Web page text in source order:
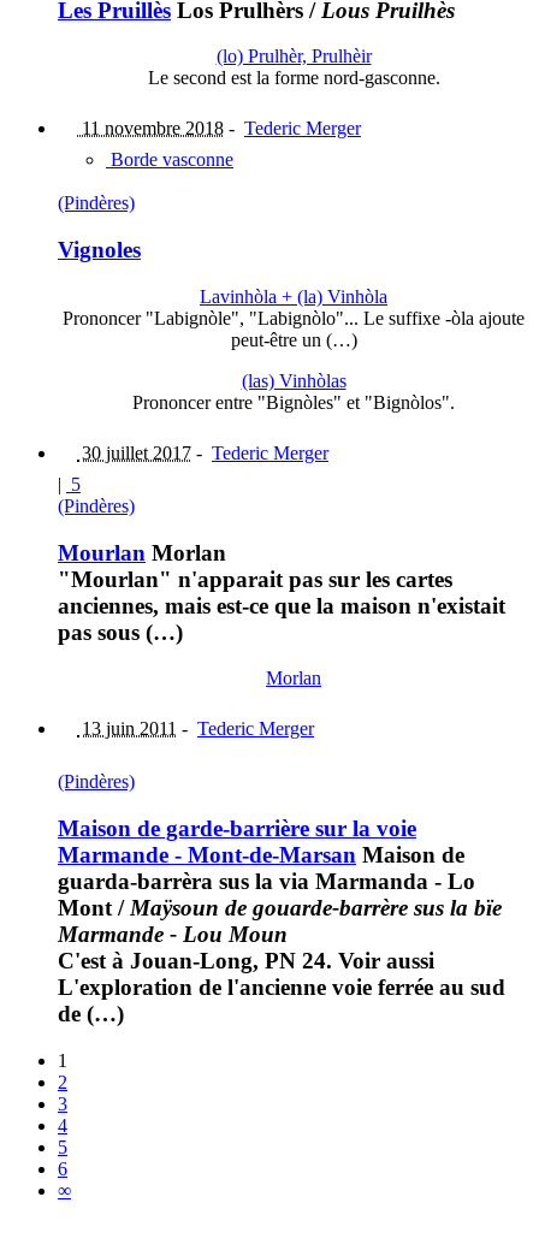
Les Pruillès Los Prulhèrs / Lous Pruilhès
(lo) Prulhèr, Prulhèir
Le second est la forme nord-gasconne.
11 novembre 2018 - Tederic Merger
Borde vasconne
(Pindères)
Vignoles
Lavinhòla + (la) Vinhòla
Prononcer "Labignòle", "Labignòlo"... Le suffixe -òla ajoute
peut-être un (…)
(las) Vinhòlas
Prononcer entre "Bignòles" et "Bignòlos".
30 juillet 2017 - Tederic Merger
| 5
(Pindères)
Mourlan Morlan
"Mourlan" n'apparait pas sur les cartes
anciennes, mais est-ce que la maison n'existait
pas sous (…)
Morlan
13 juin 2011 - Tederic Merger
(Pindères)
Maison de garde-barrière sur la voie
Marmande - Mont-de-Marsan Maison de
guarda-barrèra sus la via Marmanda - Lo
Mont / Maÿsoun de gouarde-barrère sus la bïe
Marmande - Lou Moun
C'est à Jouan-Long, PN 24. Voir aussi
L'exploration de l'ancienne voie ferrée au sud
de (…)
1
2
3
4
5
6
∞